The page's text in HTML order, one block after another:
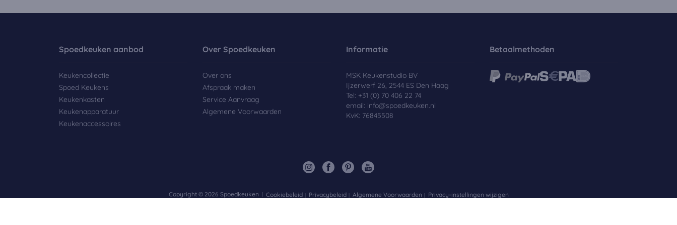
Spoedkeuken aanbod
Keukencollectie
Spoed Keukens
Keukenkasten
Keukenapparatuur
Keukenaccessoires
Over Spoedkeuken
Over ons
Afspraak maken
Service Aanvraag
Algemene Voorwaarden
Informatie
MSK Keukenstudio BV
Ijzerwerf 26, 2544 ES Den Haag
Tel: +31 (0) 70 406 22 74
email: info@spoedkeuken.nl
KvK: 76845508
Betaalmethoden
Copyright © 2026 Spoedkeuken Cookiebeleid Privacybeleid Algemene Voorwaarden Privacy-instellingen wijzigen